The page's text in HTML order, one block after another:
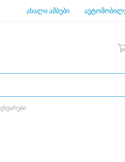
ახალი ამბები